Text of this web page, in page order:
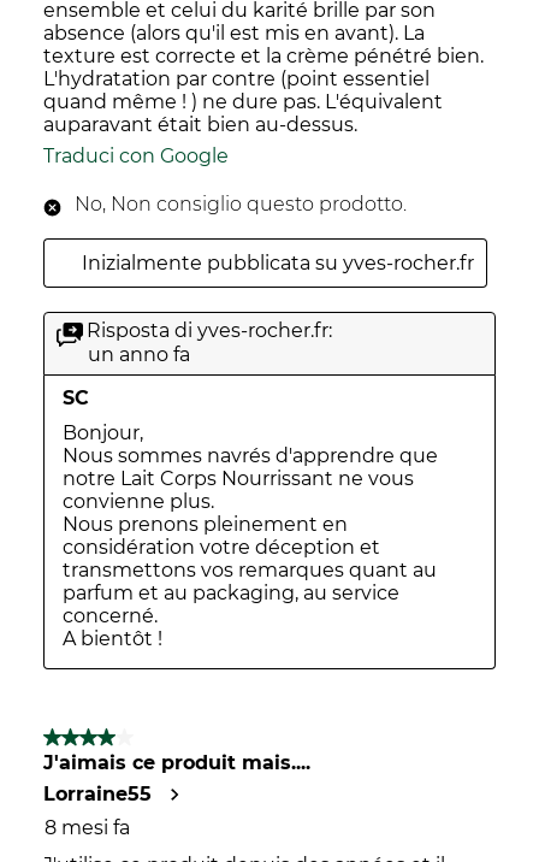
ensemble et celui du karité brille par son
absence (alors qu'il est mis en avant). La
texture est correcte et la crème pénétré bien.
L'hydratation par contre (point essentiel
quand même ! ) ne dure pas. L'équivalent
auparavant était bien au-dessus.
Traduci con Google
No, Non consiglio questo prodotto.
Inizialmente pubblicata su yves-rocher.fr
Risposta di yves-rocher.fr:
un anno fa
SC
Bonjour,
Nous sommes navrés d'apprendre que
notre Lait Corps Nourrissant ne vous
convienne plus.
Nous prenons pleinement en
considération votre déception et
transmettons vos remarques quant au
parfum et au packaging, au service
concerné.
A bientôt !
4 su 5 stelle.
J'aimais ce produit mais....
Lorraine55
8 mesi fa